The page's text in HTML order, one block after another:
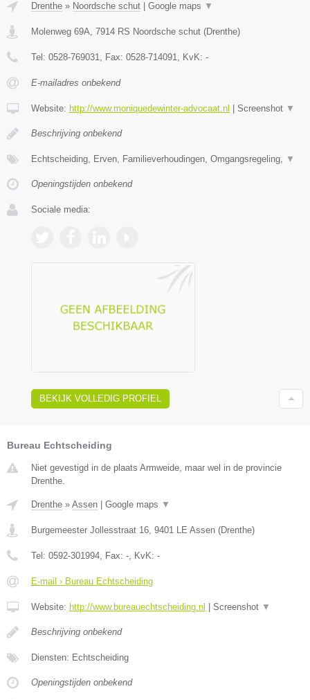
Drenthe » Noordsche schut Google maps ▼
Molenweg 69A, 7914 RS Noordsche schut (Drenthe)
Tel: 0528-769031, Fax: 0528-714091, KvK: -
E-mailadres onbekend
Website: http://www.moniquedewinter-advocaat.nl Screenshot ▼
Beschrijving onbekend
Echtscheiding, Erven, Familieverhoudingen, Omgangsregeling, ▼
Openingstijden onbekend
Sociale media:
BEKIJK VOLLEDIG PROFIEL
Bureau Echtscheiding
Niet gevestigd in de plaats Armweide, maar wel in de provincie
Drenthe.
Drenthe » Assen Google maps ▼
Burgemeester Jollesstraat 16 9401 LE Assen (Drenthe)
Tel: 0592-301994 , Fax: - , KvK: -
E-mail › Bureau Echtscheiding
Website: http://www.bureauechtscheiding.nl Screenshot ▼
Beschrijving onbekend
Diensten: Echtscheiding
Openingstijden onbekend